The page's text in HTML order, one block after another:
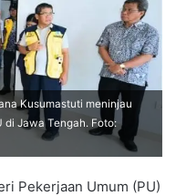
Kusumastuti meninjau
di Jawa Tengah. Foto:
Pekerjaan Umum (PU)